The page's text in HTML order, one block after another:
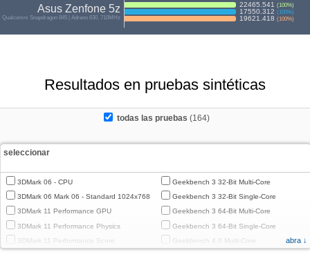
Asus Zenfone 5z
Qualcomm Snapdragon 845 | Adreno 630, 710MHz
22465.541 (100%)
17550.312 (100%)
19621.418 (100%)
Resultados en pruebas sintéticas
todas las pruebas (164)
seleccionar
3DMark 06 - CPU
3DMark 06 Mark 06 - Standard 1024x768
3DMark 11 Performance GPU
3DMark 11 Performance Physics
3DMark 11 Performance Score
Geekbench 3 32-Bit Multi-Core
Geekbench 3 32-Bit Single-Core
Geekbench 3 64-Bit Multi-Core
Geekbench 3 64-Bit Single-Core
Geekbench 4.0 Multi-Core
abra ↓